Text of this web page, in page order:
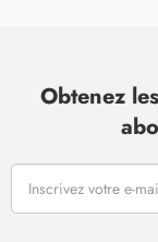
Obtenez